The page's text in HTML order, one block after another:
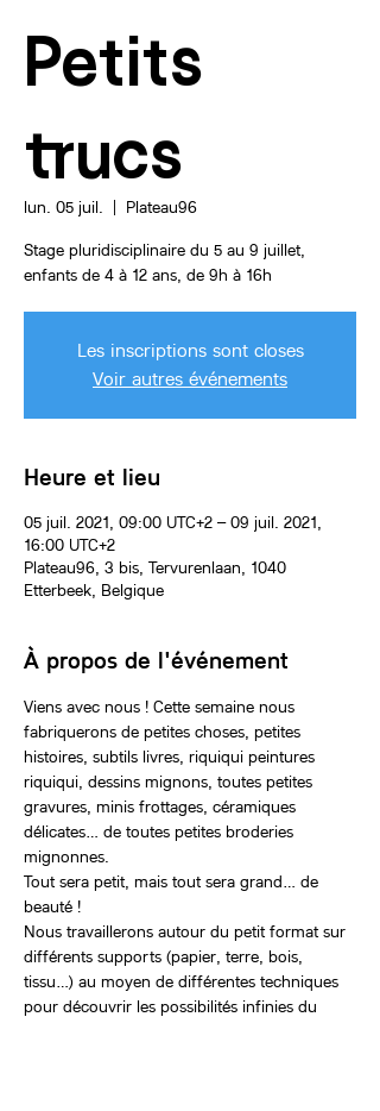
Petits
trucs
lun. 05 juil. Plateau96
Stage pluridisciplinaire du 5 au 9 juillet,
Les inscriptions sont closes
Voir autres événements
Heure et lieu
05 juil. 2021, 09:00 UTC+2 – 09 juil. 2021,
16:00 UTC+2
Plateau96, 3 bis, Tervurenlaan, 1040
Etterbeek, Belgique
À propos de l'événement
Viens avec nous ! Cette semaine nous
fabriquerons de petites choses, petites
histoires, subtils livres, riquiqui peintures
riquiqui, dessins mignons, toutes petites
gravures, minis frottages, céramiques
délicates… de toutes petites broderies
mignonnes.
Tout sera petit, mais tout sera grand… de
beauté !
Nous travaillerons autour du petit format sur
différents supports (papier, terre, bois,
tissu…) au moyen de différentes techniques
pour découvrir les possibilités infinies du